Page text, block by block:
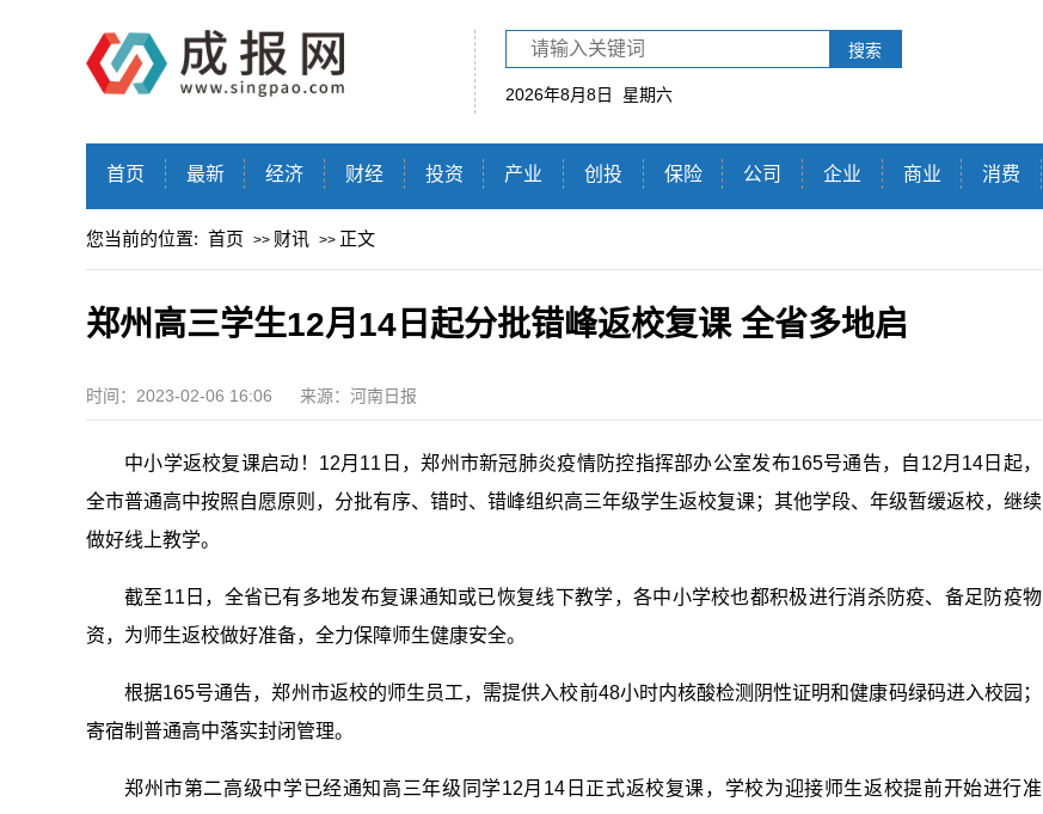
搜索
2026年8月8日 星期六
首页 最新 经济 财经 投资 产业 创投 保险 公司 企业 商业 消费
您当前的位置: 首页 >> 财讯 >> 正文
郑州高三学生12月14日起分批错峰返校复课 全省多地启
时间：2023-02-06 16:06 来源：河南日报
中小学返校复课启动！12月11日，郑州市新冠肺炎疫情防控指挥部办公室发布165号通告，自12月14日起，
全市普通高中按照自愿原则，分批有序、错时、错峰组织高三年级学生返校复课；其他学段、年级暂缓返校，继续
做好线上教学。
截至11日，全省已有多地发布复课通知或已恢复线下教学，各中小学校也都积极进行消杀防疫、备足防疫物
资，为师生返校做好准备，全力保障师生健康安全。
根据165号通告，郑州市返校的师生员工，需提供入校前48小时内核酸检测阴性证明和健康码绿码进入校园；
寄宿制普通高中落实封闭管理。
郑州市第二高级中学已经通知高三年级同学12月14日正式返校复课，学校为迎接师生返校提前开始进行准